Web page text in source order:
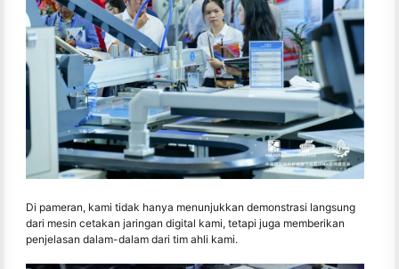
Di pameran, kami tidak hanya menunjukkan demonstrasi langsung
dari mesin cetakan jaringan digital kami, tetapi juga memberikan
penjelasan dalam-dalam dari tim ahli kami.